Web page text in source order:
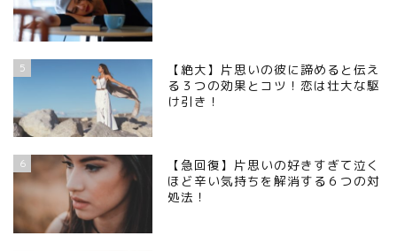
5
【絶大】片思いの彼に諦めると伝え
る３つの効果とコツ！恋は壮大な駆
け引き！
6
【急回復】片思いの好きすぎて泣く
ほど辛い気持ちを解消する６つの対
処法！